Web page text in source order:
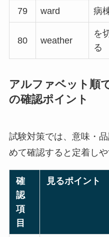
79 ward 病
80 weather
を
る
アルファベット順
の確認ポイント
試験対策では、意味・
めて確認すると定着しや
確
認
項
目
見るポイント